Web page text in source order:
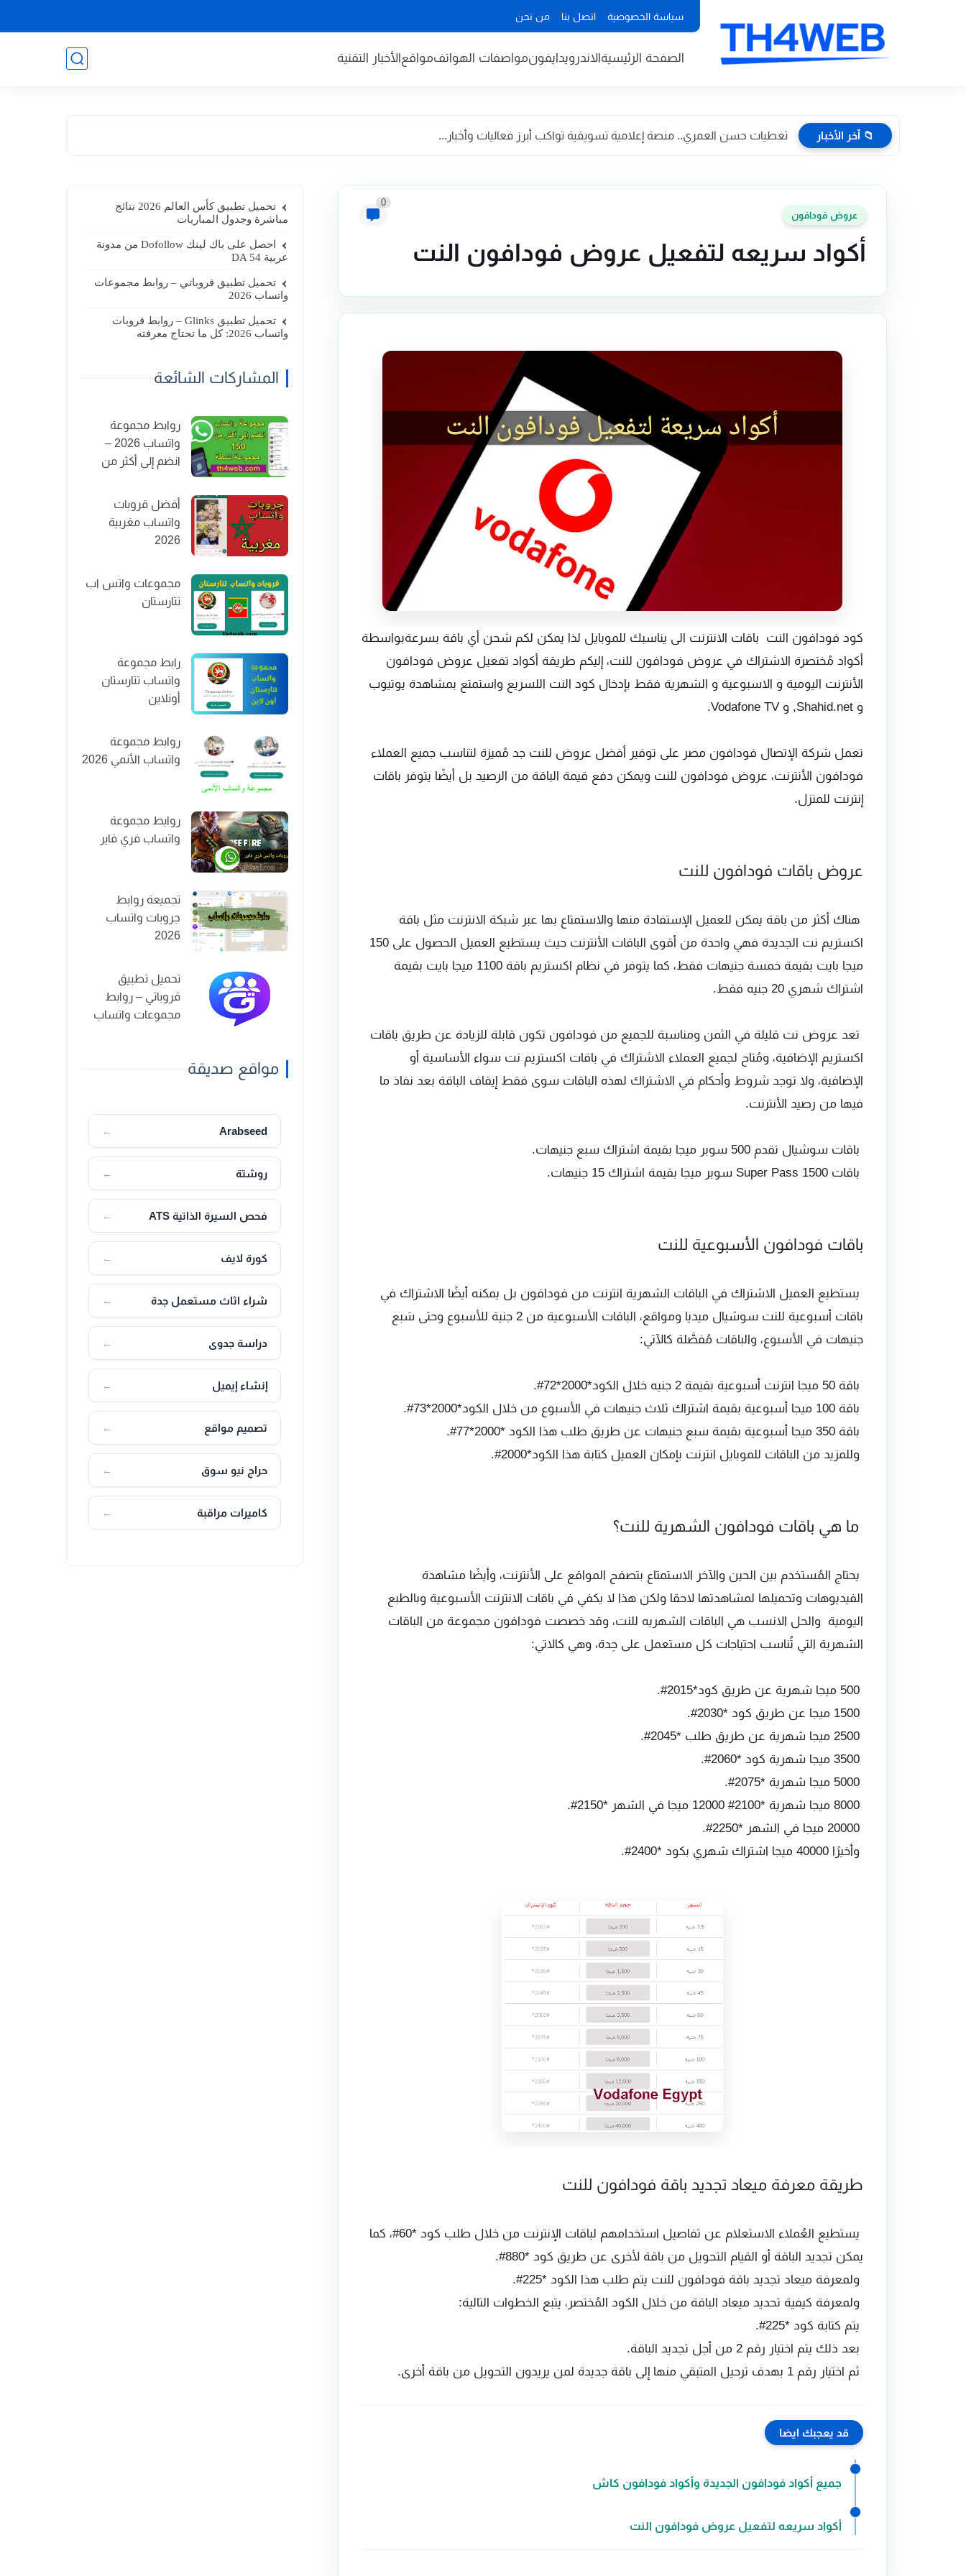
سياسة الخصوصية اتصل بنا من نحن
الصفحة الرئيسيةالاندرويدايفونمواصفات الهواتفمواقعالأخبار التقنية
📁 آخر الأخبار تغطيات حسن العمري.. منصة إعلامية تسويقية تواكب أبرز فعاليات وأخبار...
عروض فودافون
0
أكواد سريعه لتفعيل عروض فودافون النت
كود فودافون النت باقات الانترنت الى يناسبك للموبايل لذا يمكن لكم شحن أي باقة بسرعةبواسطة
أكواد مُختصرة الاشتراك في عروض فودافون للنت، إليكم طريقة أكواد تفعيل عروض فودافون
الأنترنت اليومية و الاسبوعية و الشهرية فقط بإدخال كود النت اللسريع واستمتع بمشاهدة يوتيوب
و Shahid.net, و Vodafone TV.
تعمل شركة الإتصال فودافون مصر على توفير أفضل عروض للنت جد مُميزة لتناسب جميع العملاء
فودافون الأنترنت، عروض فودافون للنت ويمكن دفع قيمة الباقة من الرصيد بل أيضًا يتوفر باقات
إنترنت للمنزل.
عروض باقات فودافون للنت
هناك أكثر من باقة يمكن للعميل الإستفادة منها والاستمتاع بها عبر شبكة الانترنت مثل باقة
اكستريم نت الجديدة فهي واحدة من أقوى الباقات الأنترنت حيث يستطيع العميل الحصول على 150
ميجا بايت بقيمة خمسة جنيهات فقط، كما يتوفر في نظام اكستريم باقة 1100 ميجا بايت بقيمة
اشتراك شهري 20 جنيه فقط.
تعد عروض نت قليلة في الثمن ومناسبة للجميع من فودافون تكون قابلة للزيادة عن طريق باقات
اكستريم الإضافية، ومُتاح لجميع العملاء الاشتراك في باقات اكستريم نت سواء الأساسية أو
الإضافية، ولا توجد شروط وأحكام في الاشتراك لهذه الباقات سوى فقط إيقاف الباقة بعد نفاذ ما
فيها من رصيد الأنترنت.
باقات سوشيال تقدم 500 سوبر ميجا بقيمة اشتراك سبع جنيهات.
باقات Super Pass 1500 سوبر ميجا بقيمة اشتراك 15 جنيهات.
باقات فودافون الأسبوعية للنت
يستطيع العميل الاشتراك في الباقات الشهرية انترنت من فودافون بل يمكنه أيضًا الاشتراك في
باقات أسبوعية للنت سوشيال ميديا ومواقع، الباقات الأسبوعية من 2 جنية للأسبوع وحتى سَبع
جنيهات في الأسبوع، والباقات مُفصَّلة كالآتي:
باقة 50 ميجا انترنت أسبوعية بقيمة 2 جنيه خلال الكود*2000*72#.
باقة 100 ميجا أسبوعية بقيمة اشتراك ثلاث جنيهات في الأسبوع من خلال الكود*2000*73#.
باقة 350 ميجا أسبوعية بقيمة سبع جنيهات عن طريق طلب هذا الكود *2000*77#.
وللمزيد من الباقات للموبايل انترنت بإمكان العميل كتابة هذا الكود*2000#.
ما هي باقات فودافون الشهرية للنت؟
يحتاج المُستخدم بين الحين والآخر الاستمتاع بتصفح المواقع على الأنترنت، وأيضًا مشاهدة
الفيديوهات وتحميلها لمشاهدتها لاحقا ولكن هذا لا يكفي في باقات الانترنت الأسبوعية وبالطبع
اليومية والحل الانسب هي الباقات الشهريه للنت، وقد خصصت فودافون مجموعة من الباقات
الشهرية التي تُناسب احتياجات كل مستعمل على حِدة، وهي كالاتي:
وأخيرًا 40000 ميجا اشتراك شهري بكود *2400#.
طريقة معرفة ميعاد تجديد باقة فودافون للنت
يستطيع العُملاء الاستعلام عن تفاصيل استخدامهم لباقات الإنترنت من خلال طلب كود *60#، كما
يمكن تجديد الباقة أو القيام التحويل من باقة لأخرى عن طريق كود *880#.
ولمعرفة ميعاد تجديد باقة فودافون للنت يتم طلب هذا الكود *225#.
ولمعرفة كيفية تحديد ميعاد الباقة من خلال الكود المُختصر، يتبع الخطوات التالية:
يتم كتابة كود *225#.
بعد ذلك يتم اختيار رقم 2 من أجل تجديد الباقة.
ثم اختيار رقم 1 بهدف ترحيل المتبقي منها إلى باقة جديدة لمن يريدون التحويل من باقة أخرى.
قد يعجبك ايضا
جميع أكواد فودافون الجديدة وأكواد فودافون كاش
أكواد سريعه لتفعيل عروض فودافون النت
تحميل تطبيق كأس العالم 2026 نتائج
مباشرة وجدول المباريات
احصل على باك لينك Dofollow من مدونة
عربية DA 54
تحميل تطبيق قروباتي – روابط مجموعات
واتساب 2026
تحميل تطبيق Glinks – روابط قروبات
واتساب 2026: كل ما تحتاج معرفته
المشاركات الشائعة
روابط مجموعة
واتساب 2026 –
انضم إلى أكثر من
أفضل قروبات
واتساب مغربية
2026
مجموعات واتس اب
تتارستان
رابط مجموعة
واتساب تتارستان
أونلاين
روابط مجموعة
واتساب الأنمي 2026
روابط مجموعة
واتساب فري فاير
تجميعة روابط
جروبات واتساب
2026
تحميل تطبيق
قروباتي – روابط
مجموعات واتساب
مواقع صديقة
Arabseed
←
روشتة ←
فحص السيرة الذاتية ATS ←
كورة لايف ←
شراء اثاث مستعمل جدة ←
دراسة جدوى ←
إنشاء إيميل ←
تصميم مواقع ←
حراج نيو سوق ←
كاميرات مراقبة ←